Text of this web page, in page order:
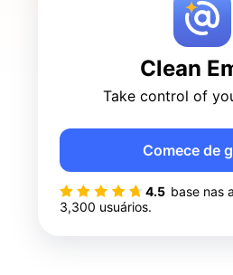
Clean
Take control of
4.5 base nas
3,300 usuários.
Comece de